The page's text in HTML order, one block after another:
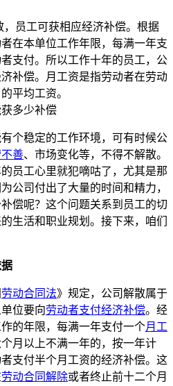
，员工可获相应经济补偿。根据
在本单位工作年限，每满一年支
支付。所以工作十年的员工，公
补偿。月工资是指劳动者在劳动
平均工资。
个稳定的工作环境，可有时候公
善、市场变化等，不得不解散。
员工心里就犯嘀咕了，尤其是那
公司付出了大量的时间和精力，
偿呢？这个问题关系到员工的切
生活和职业规划。接下来，咱们
劳动合同法》规定，公司解散属于
位要向劳动者支付经济补偿。经
的年限，每满一年支付一个月工
月以上不满一年的，按一年计
支付半个月工资的经济补偿。这
劳动合同解除或者终止前十二个月